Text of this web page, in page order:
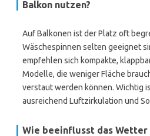
Balkon nutzen?
Auf Balkonen ist der Platz oft
Wäschespinnen selten geeignet
empfehlen sich kompakte,
Modelle, die weniger Fläche
verstaut werden können. Wichtig
ausreichend Luftzirkulation und
Wie beeinflusst das Wetter